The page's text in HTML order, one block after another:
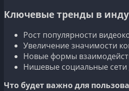
Ключевые тренды в
Рост популярности
Увеличение значимости
Новые формы
Нишевые социальные сети
Что будет важно для